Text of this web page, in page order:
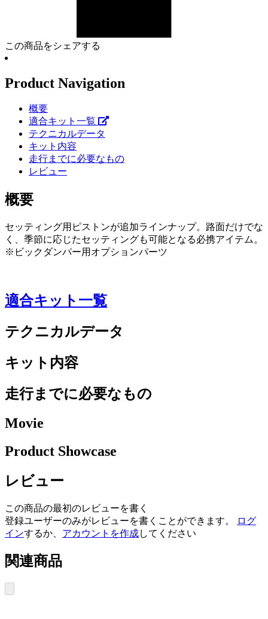
この商品をシェアする
Product Navigation
概要
適合キット一覧
テクニカルデータ
キット内容
走行までに必要なもの
レビュー
概要
セッティング用ピストンが追加ラインナップ。路面だけでな
く、季節に応じたセッティングも可能となる必携アイテム。
※ビックダンパー用オプションパーツ
適合キット一覧
テクニカルデータ
キット内容
走行までに必要なもの
Movie
Product Showcase
レビュー
この商品の最初のレビューを書く
登録ユーザーのみがレビューを書くことができます。
ログ
インするか、 アカウントを作成してください
関連商品